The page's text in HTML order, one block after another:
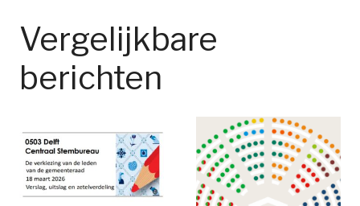
Vergelijkbare
berichten